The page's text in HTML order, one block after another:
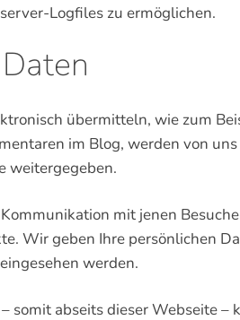
Logfiles zu ermöglichen.
übermitteln, wie zum
im Blog, werden von
weitergegeben.
mit jenen
Wir geben Ihre persönlichen
werden.
somit abseits dieser Webseite